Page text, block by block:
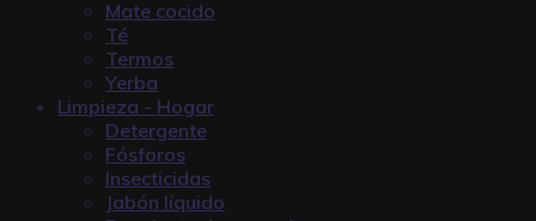
Mate cocido
Té
Termos
Yerba
Limpieza - Hogar
Detergente
Fósforos
Insecticidas
Jabón líquido